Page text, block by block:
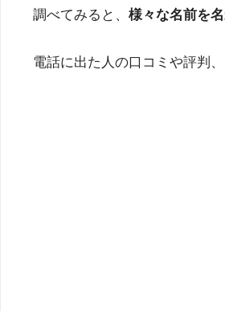
調べてみると、 様々な名前を
電話に出た人の口コミや評判